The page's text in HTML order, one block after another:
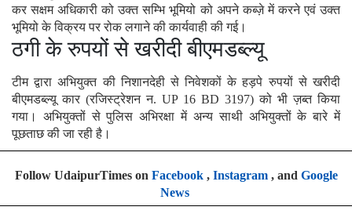
कर सक्षम अधिकारी को उक्त सम्भि भूमियो को अपने कब्ज़े में करने एवं उक्त
भूमियो के विक्रय पर रोक लगाने की कार्यवाही की गई।
ठगी के रुपयों से खरीदी बीएमडब्ल्यू
टीम द्वारा अभियुक्त की निशानदेही से निवेशकों के हड़पे रुपयों से खरीदी
बीएमडब्ल्यू कार (रजिस्ट्रेशन न. UP 16 BD 3197) को भी ज़ब्त किया
गया। अभियुक्तों से पुलिस अभिरक्षा में अन्य साथी अभियुक्तों के बारे में
पूछताछ की जा रही है।
Follow UdaipurTimes on Facebook, Instagram, and Google
News